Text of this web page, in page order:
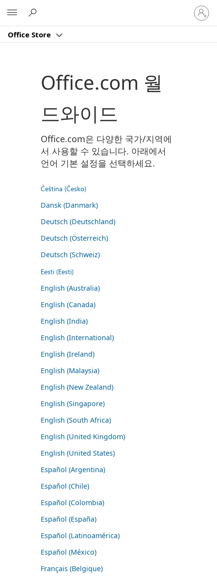
Office Store
귀
하
계
Office.com 월
드와이드
Office.com은 다양한 국가/지역에
서 사용할 수 있습니다. 아래에서
언어 기본 설정을 선택하세요.
Čeština (Česko)
Dansk (Danmark)
Deutsch (Deutschland)
Deutsch (Österreich)
Deutsch (Schweiz)
Eesti (Eesti)
English (Australia)
English (Canada)
English (India)
English (International)
English (Ireland)
English (Malaysia)
English (New Zealand)
English (Singapore)
English (South Africa)
English (United Kingdom)
English (United States)
Español (Argentina)
Español (Chile)
Español (Colombia)
Español (España)
Español (Latinoamérica)
Español (México)
Français (Belgique)